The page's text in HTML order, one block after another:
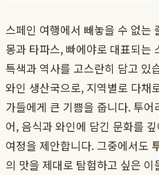
스페인 여행에서 빼놓을 수 없는
몽과 타파스, 빠에야로 대표되는
특색과 역사를 고스란히 담고 있
와인 생산국으로, 지역별로 다채
가들에게 큰 기쁨을 줍니다. 투
어, 음식과 와인에 담긴 문화를
여정을 제안합니다. 그중에서도
의 맛을 제대로 탐험하고 싶은